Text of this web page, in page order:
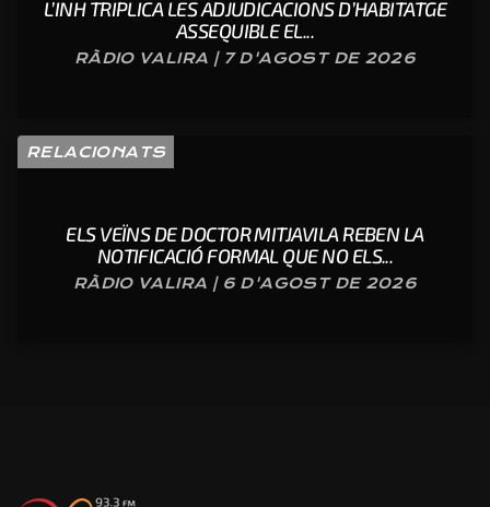
L’INH TRIPLICA LES ADJUDICACIONS D’HABITATGE
ASSEQUIBLE EL...
RÀDIO VALIRA | 7 D'AGOST DE 2026
RELACIONATS
ELS VEÏNS DE DOCTOR MITJAVILA REBEN LA
NOTIFICACIÓ FORMAL QUE NO ELS...
RÀDIO VALIRA | 6 D'AGOST DE 2026